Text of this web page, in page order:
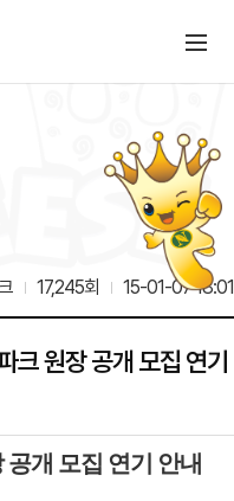
17,245회 15-01-07 18:01
크 원장 공개 모집 연기
개 모집 연기 안내